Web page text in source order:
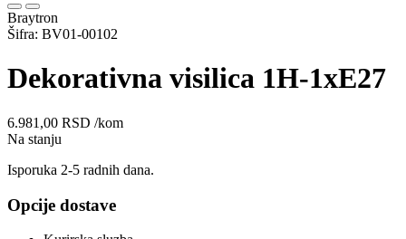
Braytron
Šifra: BV01-00102
Dekorativna visilica 1H-1xE27
6.981,00 RSD /kom
Na stanju
Isporuka 2-5 radnih dana.
Opcije dostave